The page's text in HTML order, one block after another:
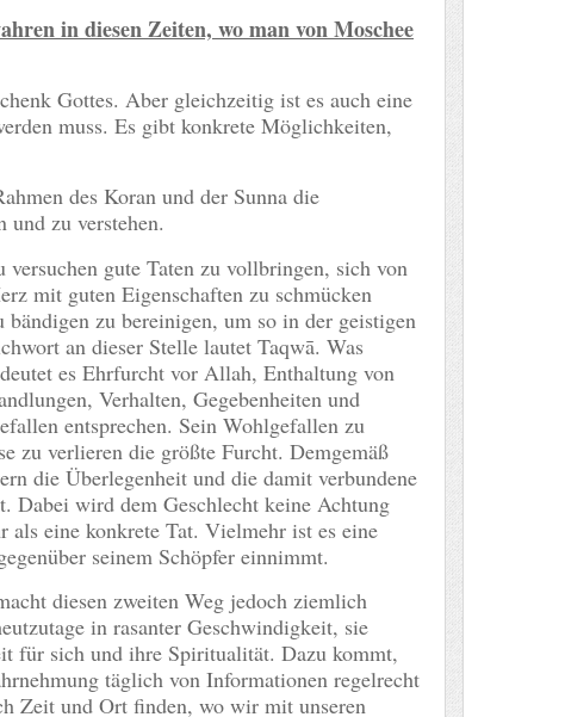
in diesen Zeiten, wo man von Moschee
Gottes. Aber gleichzeitig ist es auch eine
muss. Es gibt konkrete Möglichkeiten,
des Koran und der Sunna die
und zu verstehen.
gute Taten zu vollbringen, sich von
mit guten Eigenschaften zu schmücken
bändigen zu bereinigen, um so in der geistigen
an dieser Stelle lautet Taqwā. Was
es Ehrfurcht vor Allah, Enthaltung von
Verhalten, Gegebenheiten und
entsprechen. Sein Wohlgefallen zu
zu verlieren die größte Furcht. Demgemäß
die Überlegenheit und die damit verbundene
Dabei wird dem Geschlecht keine Achtung
als eine konkrete Tat. Vielmehr ist es eine
seinem Schöpfer einnimmt.
diesen zweiten Weg jedoch ziemlich
in rasanter Geschwindigkeit, sie
für sich und ihre Spiritualität. Dazu kommt,
täglich von Informationen regelrecht
Zeit und Ort finden, wo wir mit unseren